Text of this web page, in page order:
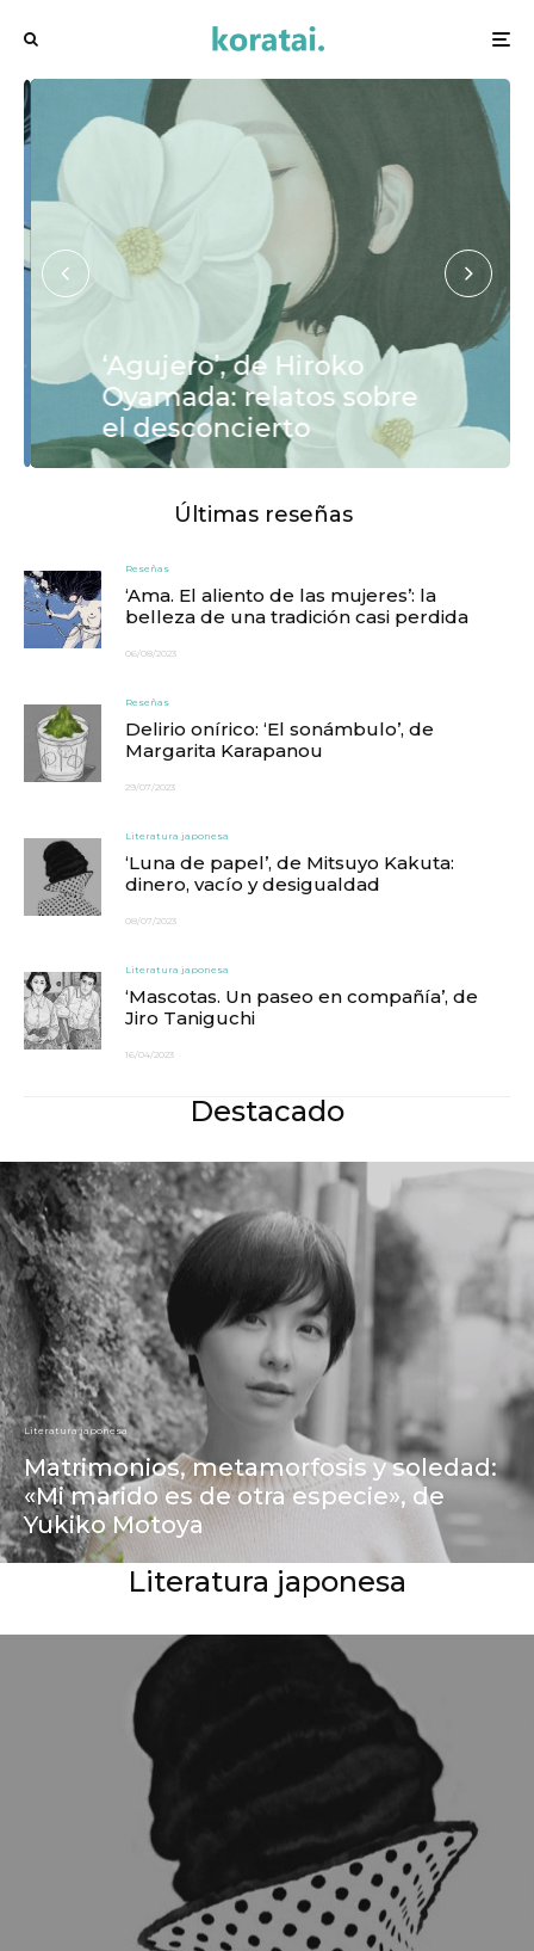
‘Agujero’, de Hiroko
Oyamada: relatos sobre
el desconcierto
Últimas reseñas
Reseñas
‘Ama. El aliento de las mujeres’: la
belleza de una tradición casi perdida
06/08/2023
Reseñas
Delirio onírico: ‘El sonámbulo’, de
Margarita Karapanou
29/07/2023
Literatura japonesa
‘Luna de papel’, de Mitsuyo Kakuta:
dinero, vacío y desigualdad
08/07/2023
Literatura japonesa
‘Mascotas. Un paseo en compañía’, de
Jiro Taniguchi
16/04/2023
Destacado
Literatura japonesa
Matrimonios, metamorfosis y soledad:
«Mi marido es de otra especie», de
Yukiko Motoya
Literatura japonesa